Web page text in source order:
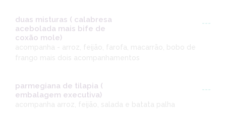
duas misturas ( calabresa
acebolada mais bife de
coxão mole)
---
acompanha - arroz, feijão, farofa, macarrão, bobo de
frango mais dois acompanhamentos
parmegiana de tilapia (
embalagem executiva)
---
acompanha arroz, feijão, salada e batata palha